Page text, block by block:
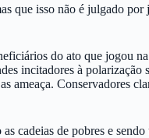
que isso não é julgado
do ato que jogou
incitadores à polarização
Conservadores
cadeias de pobres e